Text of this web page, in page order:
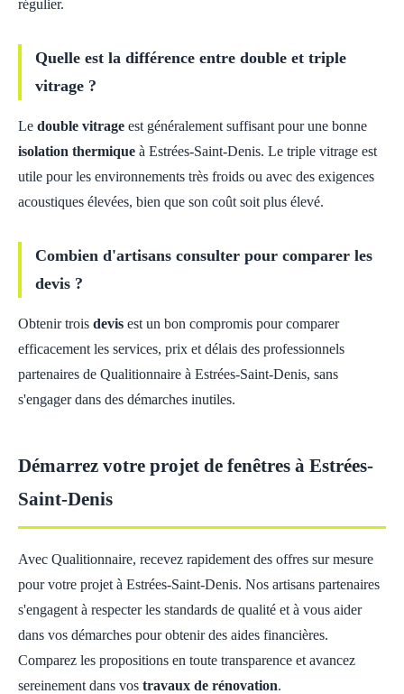
régulier.
Quelle est la différence entre double et triple
vitrage ?
Le double vitrage est généralement suffisant pour une bonne
isolation thermique à Estrées-Saint-Denis. Le triple vitrage est
utile pour les environnements très froids ou avec des exigences
acoustiques élevées, bien que son coût soit plus élevé.
Combien d'artisans consulter pour comparer les
devis ?
Obtenir trois devis est un bon compromis pour comparer
efficacement les services, prix et délais des professionnels
partenaires de Qualitionnaire à Estrées-Saint-Denis, sans
s'engager dans des démarches inutiles.
Démarrez votre projet de fenêtres à Estrées-
Saint-Denis
Avec Qualitionnaire, recevez rapidement des offres sur mesure
pour votre projet à Estrées-Saint-Denis. Nos artisans partenaires
s'engagent à respecter les standards de qualité et à vous aider
dans vos démarches pour obtenir des aides financières.
Comparez les propositions en toute transparence et avancez
sereinement dans vos travaux de rénovation.